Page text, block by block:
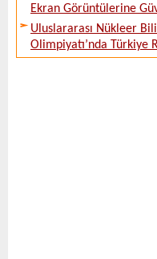
Ekran Görüntülerine
Uluslararası Nükleer
Olimpiyatı’nda Türkiye